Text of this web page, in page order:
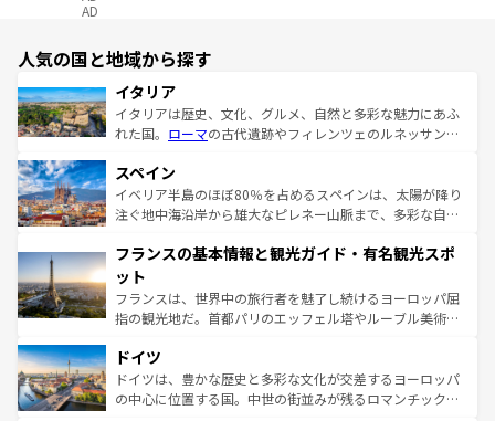
AD
人気の国と地域から探す
イタリア
イタリアは歴史、文化、グルメ、自然と多彩な魅力にあふ
れた国。 ローマの古代遺跡やフィレンツェのルネッサンス
ろん、トスカーナの美しい田園風景やアマルフィ海岸の絶
景など、自然景観も見逃せない。観光の合間には、本場の
ピザやパスタなど、絶品のイタリア料理を堪能することも
ませてくれるイタリアで、忘れられない旅をしてみよう！
なお、新着のイタリア情報は
しい。
スペイン
イベリア半島のほぼ80％を占めるスペインは、太陽が降り
注ぐ地中海沿岸から雄大なピレネー山脈まで、多彩な自然
文化が根付くこの国では、情熱的なフラメンコ、熱気あふ
れる闘牛、そして美味しいタパスが生活の一部となってい
る。首都マドリードの洗練された雰囲気や、バルセロナの
アートに溢れた街角から、地方では古代ローマ遺跡や中世
せる。地方によって風土や気候が異なるスペインはその個
性で訪れる人を魅了する。 なお、新着のスペイン情報は コ
ンテンツ一覧を参照してほしい。
フランスの基本情報と観光ガイド・有名観光スポ
ット
フランスは、世界中の旅行者を魅了し続けるヨーロッパ屈
指の観光地だ。首都パリのエッフェル塔やルーブル美術館
で、幅広い魅力が詰まっている。華麗な宮殿、歴史的な大
聖堂、美しいビーチ、そして豊かな自然が、訪れる者を心
から魅了する。また、フランスは美食の国としても知ら
ドイツ
ドイツは、豊かな歴史と多彩な文化が交差するヨーロッパ
の中心に位置する国。中世の街並みが残るロマンチック街